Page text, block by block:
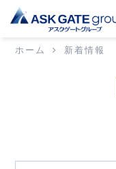
ホーム 新着情報